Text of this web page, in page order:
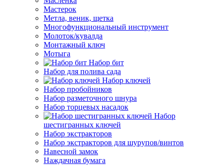
Мастерок
Метла, веник, щетка
Многофункциональный инструмент
Молоток/кувалда
Монтажный ключ
Мотыга
Набор бит
Набор для полива сада
Набор ключей
Набор пробойников
Набор разметочного шнура
Набор торцевых насадок
Набор
шестигранных ключей
Набор экстракторов
Набор экстракторов для шурупов/винтов
Навесной замок
Наждачная бумага